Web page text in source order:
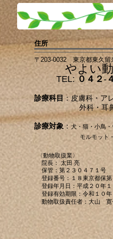
〒203-0032 東京都東久留
やよい動
TEL: ０４２-
診療科目 ：皮膚科・ア
外科・耳鼻科・
診療対象 ： 犬・猫・小鳥
モルモット・フ
〈動物取扱業〉
院長： 太田 亮
​ 保管：第２３０４７１号
登録番号：１８東京都保第
登録年月日：平成２０年１
登録有効期限：令和１０年
動物取扱責任者：大山 寛
住所